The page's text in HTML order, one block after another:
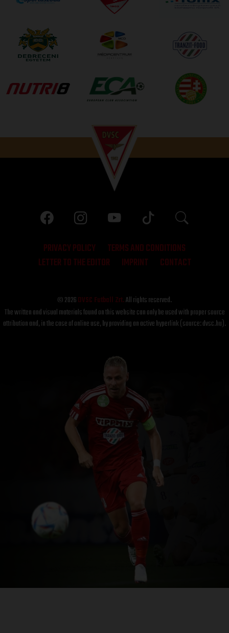
PRIVACY POLICY
TERMS AND CONDITIONS
LETTER TO THE EDITOR
IMPRINT CONTACT
© 2026DVSC Futball Zrt.All rights reserved.
The written and visual materials found on this website can only be used with proper source
attribution and, in the case of online use, by providing an active hyperlink (source: dvsc.hu).